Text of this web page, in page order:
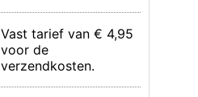
Vast tarief van € 4,95
voor de
verzendkosten.